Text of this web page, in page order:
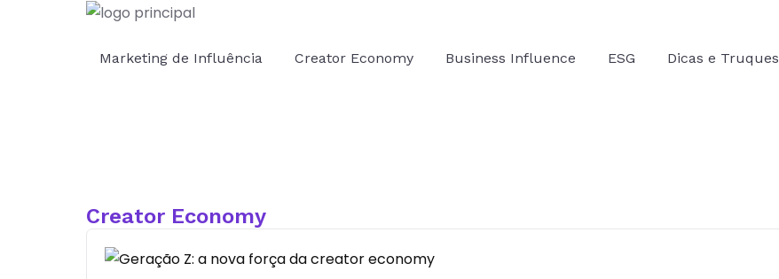
Marketing de Influência Creator Economy Business Influence ESG Dicas e Truques
Creator Economy